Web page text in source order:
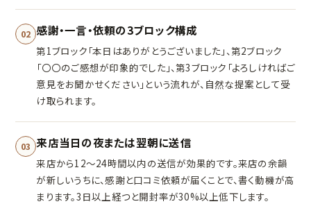
02 感謝・一言・依頼の3ブロック構成
第1ブロック「本日はありがとうございました」、第2ブロック
「〇〇のご感想が印象的でした」、第3ブロック「よろしければご
意見をお聞かせください」という流れが、自然な提案として受
け取られます。
03 来店当日の夜または翌朝に送信
来店から12〜24時間以内の送信が効果的です。来店の余韻
が新しいうちに、感謝と口コミ依頼が届くことで、書く動機が高
まります。3日以上経つと開封率が30%以上低下します。